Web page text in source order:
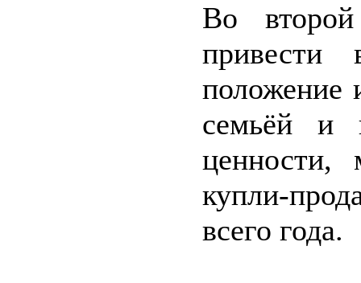
Во
привести
положение
семьёй и
ценности,
купли-
всего года.